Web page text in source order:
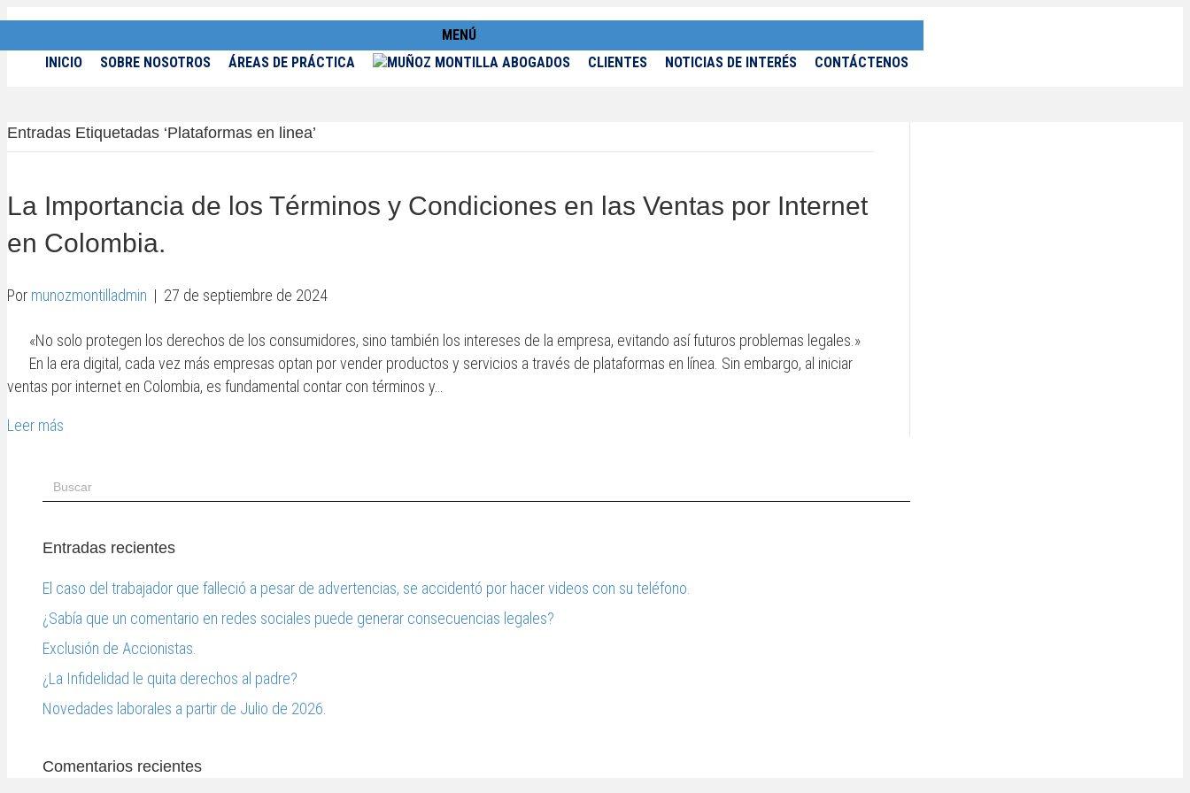
MENÚ
INICIO
SOBRE NOSOTROS ÁREAS DE PRÁCTICA CLIENTES NOTICIAS DE INTERÉS CONTÁCTENOS
Entradas Etiquetadas ‘Plataformas en linea’
La Importancia de los Términos y Condiciones en las Ventas por Internet
en Colombia.
Por munozmontilladmin | 27 de septiembre de 2024
«No solo protegen los derechos de los consumidores, sino también los intereses de la empresa, evitando así futuros problemas legales.»
En la era digital, cada vez más empresas optan por vender productos y servicios a través de plataformas en línea. Sin embargo, al iniciar
ventas por internet en Colombia, es fundamental contar con términos y…
Leer más
Entradas recientes
El caso del trabajador que falleció a pesar de advertencias, se accidentó por hacer videos con su teléfono.
¿Sabía que un comentario en redes sociales puede generar consecuencias legales?
Exclusión de Accionistas.
¿La Infidelidad le quita derechos al padre?
Novedades laborales a partir de Julio de 2026.
Comentarios recientes